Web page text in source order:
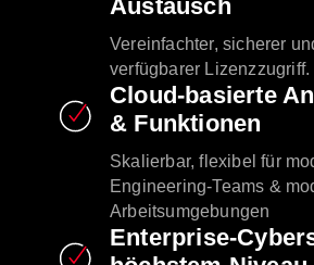
Austausch
Vereinfachter, sicherer
verfügbarer Lizenzzugriff.
Cloud-basierte
& Funktionen
Skalierbar, flexibel für
Engineering-Teams &
Arbeitsumgebungen
Enterprise-